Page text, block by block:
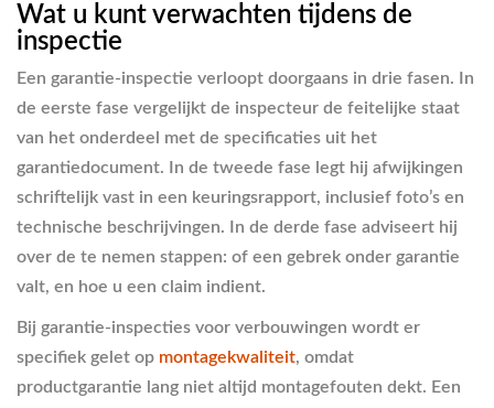
Wat u kunt verwachten tijdens de
inspectie
Een garantie-inspectie verloopt doorgaans in drie fasen. In
de eerste fase vergelijkt de inspecteur de feitelijke staat
van het onderdeel met de specificaties uit het
garantiedocument. In de tweede fase legt hij afwijkingen
schriftelijk vast in een keuringsrapport, inclusief foto’s en
technische beschrijvingen. In de derde fase adviseert hij
over de te nemen stappen: of een gebrek onder garantie
valt, en hoe u een claim indient.
Bij garantie-inspecties voor verbouwingen wordt er
specifiek gelet op montagekwaliteit, omdat
productgarantie lang niet altijd montagefouten dekt. Een